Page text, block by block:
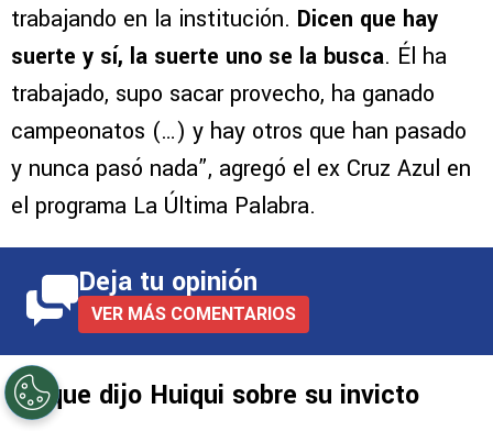
trabajando en la institución. Dicen que hay
suerte y sí, la suerte uno se la busca. Él ha
trabajado, supo sacar provecho, ha ganado
campeonatos (…) y hay otros que han pasado
y nunca pasó nada”, agregó el ex Cruz Azul en
el programa La Última Palabra.
Deja tu opinión
VER MÁS COMENTARIOS
Lo que dijo Huiqui sobre su invicto